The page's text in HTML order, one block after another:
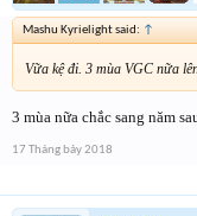
Mashu Kyrielight said: ↑
Vữa kệ đi. 3 mùa VGC nữa
3 mùa nữa chắc sang năm
17 Tháng bảy 2018